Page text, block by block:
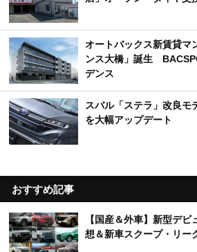
オートバックス新賃貸マ
ンス大橋」誕生
デンス
スバル「ステラ」改良
を大幅アップデート
おすすめ記事
【国産＆外車】新型デ
想＆新車スクープ・リー